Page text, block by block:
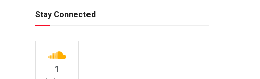
Stay Connected
1